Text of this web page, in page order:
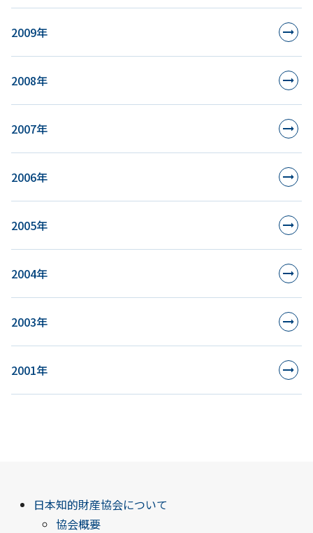
2009年
2008年
2007年
2006年
2005年
2004年
2003年
2001年
日本知的財産協会について
協会概要